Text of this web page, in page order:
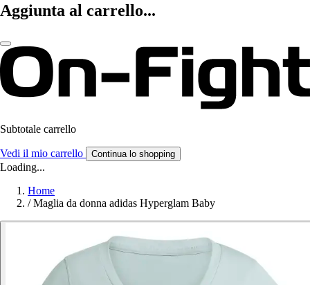
Aggiunta al carrello...
Subtotale carrello
Vedi il mio carrello Continua lo shopping
Loading...
Home
/ Maglia da donna adidas Hyperglam Baby